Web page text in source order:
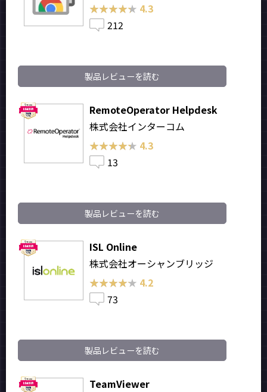
★★★★★
★★★★★ 4.3
212
製品レビューを読む
RemoteOperator Helpdesk
株式会社インターコム
★★★★★
★★★★★ 4.3
13
製品レビューを読む
ISL Online
株式会社オーシャンブリッジ
★★★★★
★★★★★ 4.2
73
製品レビューを読む
TeamViewer